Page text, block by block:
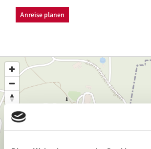
Anreise planen